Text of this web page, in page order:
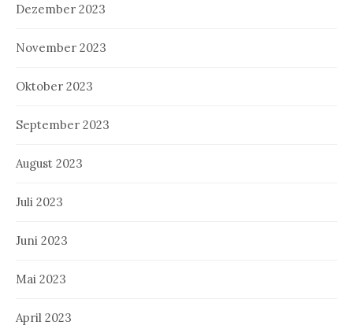
Dezember 2023
November 2023
Oktober 2023
September 2023
August 2023
Juli 2023
Juni 2023
Mai 2023
April 2023